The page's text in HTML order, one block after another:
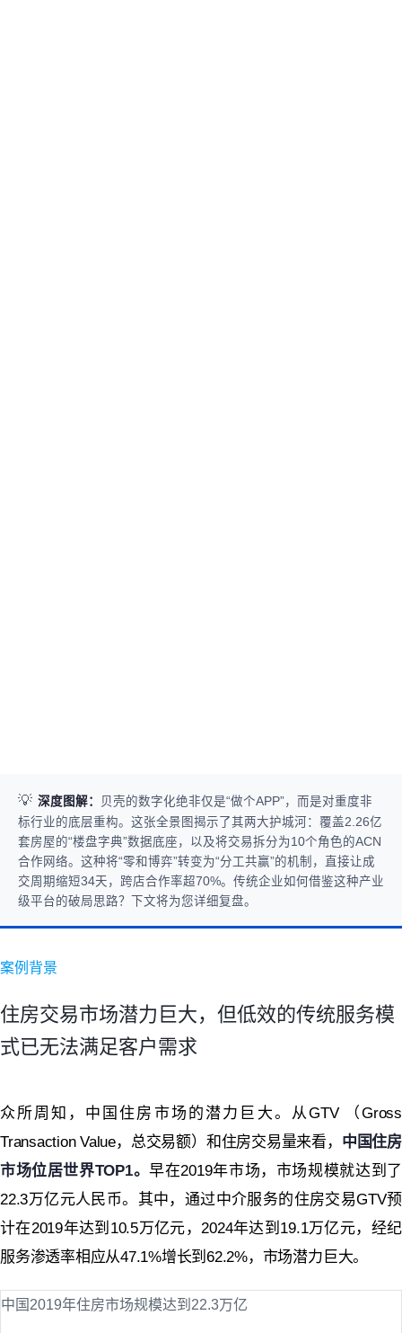
💡 深度图解：
贝壳的数字化绝非仅是“做个APP”，而是对重度非
标行业的底层重构。这张全景图揭示了其两大护城河：覆盖2.26亿
套房屋的“楼盘字典”数据底座，以及将交易拆分为10个角色的ACN
合作网络。这种将“零和博弈”转变为“分工共赢”的机制，直接让成
交周期缩短34天，跨店合作率超70%。传统企业如何借鉴这种产业
级平台的破局思路？下文将为您详细复盘。
案例背景
住房交易市场潜力巨大，但低效的传统服务模
式已无法满足客户需求
众所周知， 中国住房市场的潜力巨大。 从GTV （Gross
Transaction Value，总交易额）和住房交易量来看， 中国住房
市场位居世界TOP1。早在2019年市场，市场规模就达到了
22.3万亿元人民币。 其中，通过中介服务的住房交易GTV预
计在2019年达到10.5万亿元，2024年达到19.1万亿元，经纪
服务渗透率相应从47.1%增长到62.2%，市场潜力巨大。
中国2019年住房市场规模达到22.3万亿